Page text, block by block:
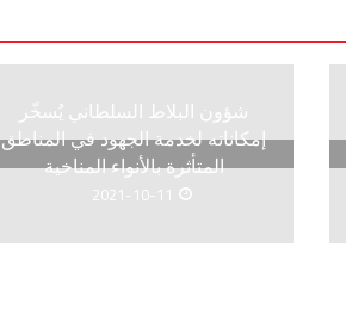
شؤون البلاط السلطاني يُسخّر
إمكاناته لخدمة الجهود في المناطق
المتأثرة بالأنواء المناخية
2021-10-11